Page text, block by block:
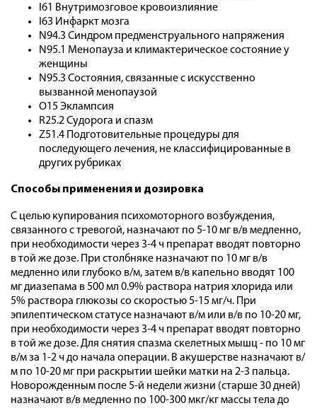
I61 Внутримозговое кровоизлияние
I63 Инфаркт мозга
N94.3 Синдром предменструального напряжения
N95.1 Менопауза и климактерическое состояние у
женщины
N95.3 Состояния, связанные с искусственно
вызванной менопаузой
O15 Эклампсия
R25.2 Судорога и спазм
Z51.4 Подготовительные процедуры для
последующего лечения, не классифицированные в
других рубриках
Способы применения и дозировка
С целью купирования психомоторного возбуждения,
связанного с тревогой, назначают по 5-10 мг в/в медленно,
при необходимости через 3-4 ч препарат вводят повторно
в той же дозе. При столбняке назначают по 10 мг в/в
медленно или глубоко в/м, затем в/в капельно вводят 100
мг диазепама в 500 мл 0.9% раствора натрия хлорида или
5% раствора глюкозы со скоростью 5-15 мг/ч. При
эпилептическом статусе назначают в/м или в/в по 10-20 мг,
при необходимости через 3-4 ч препарат вводят повторно
в той же дозе. Для снятия спазма скелетных мышц - по 10 мг
в/м за 1-2 ч до начала операции. В акушерстве назначают в/
м по 10-20 мг при раскрытии шейки матки на 2-3 пальца.
Новорожденным после 5-й недели жизни (старше 30 дней)
назначают в/в медленно по 100-300 мкг/кг массы тела до